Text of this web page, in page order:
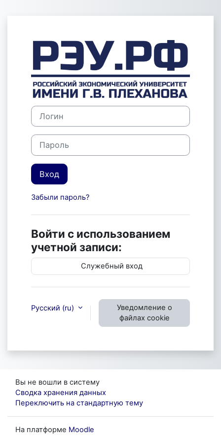
Зайти на
Логин
Пароль
Вход
Забыли пароль?
Войти с использованием
учетной записи:
Служебный вход
Русский ‎(ru)‎
Уведомление о
файлах cookie
Вы не вошли в систему
Сводка хранения данных
Переключить на стандартную тему
На платформе Moodle